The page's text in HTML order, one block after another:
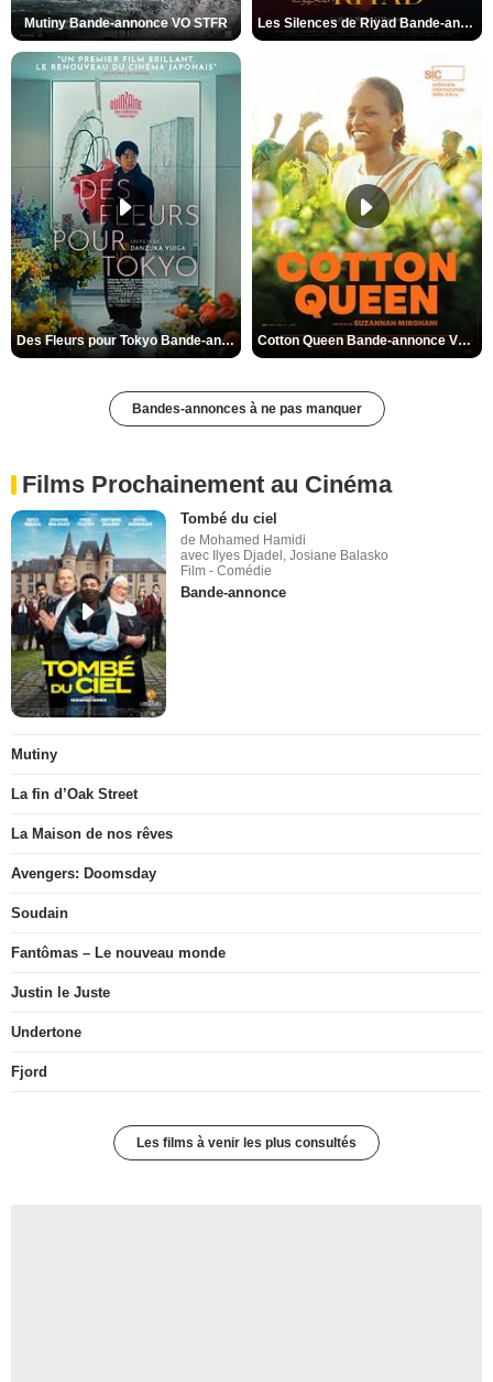
Mutiny Bande-annonce VO STFR Les Silences de Riyad Bande-annonce VO STFR
Des Fleurs pour Tokyo Bande-annonce VO STFR Cotton Queen Bande-annonce VO STFR
Bandes-annonces à ne pas manquer
Films Prochainement au Cinéma
Tombé du ciel
de Mohamed Hamidi
avec Ilyes Djadel, Josiane Balasko
Film - Comédie
Bande-annonce
Mutiny
La fin d’Oak Street
La Maison de nos rêves
Avengers: Doomsday
Soudain
Fantômas – Le nouveau monde
Justin le Juste
Undertone
Fjord
Les films à venir les plus consultés